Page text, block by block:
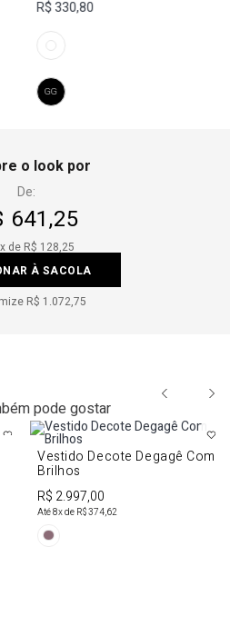
R$ 330,80
GG
o look por
De:
641,25
x de R$ 128,25
À SACOLA
R$ 1.072,75
pode gostar
Vestido Decote Degagê Com
Brilhos
R$ 2.997,00
Até8x de R$ 374,62